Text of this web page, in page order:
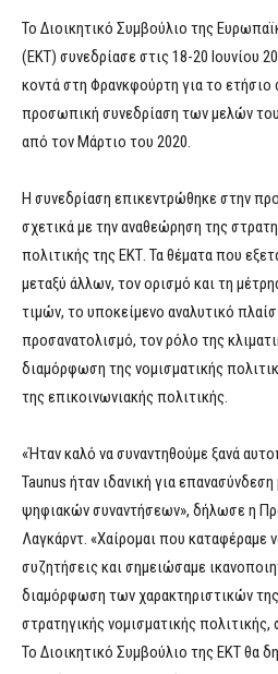
Το Διοικητικό Συμβούλιο της
(ΕΚΤ) συνεδρίασε στις 18-20 Ιουνίου
κοντά στη Φρανκφούρτη για το
προσωπική συνεδρίαση των μελών
από τον Μάρτιο του 2020.
Η συνεδρίαση επικεντρώθηκε στην
σχετικά με την αναθεώρηση της
πολιτικής της ΕΚΤ. Τα θέματα που
μεταξύ άλλων, τον ορισμό και τη
τιμών, το υποκείμενο αναλυτικό
προσανατολισμό, τον ρόλο της
διαμόρφωση της νομισματικής
της επικοινωνιακής πολιτικής.
«Ήταν καλό να συναντηθούμε ξανά
Taunus ήταν ιδανική για
ψηφιακών συναντήσεων», δήλωσε η
Λαγκάρντ. «Χαίρομαι που καταφέραμε
συζητήσεις και σημειώσαμε
διαμόρφωση των χαρακτηριστικών
στρατηγικής νομισματικής πολιτικής,
Το Διοικητικό Συμβούλιο της ΕΚΤ θα